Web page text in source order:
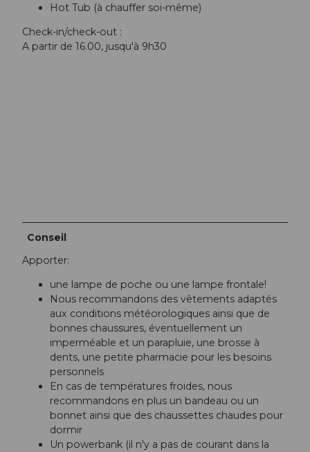
Hot Tub (à chauffer soi-même)
Check-in/check-out :
A partir de 16.00, jusqu'à 9h30
Conseil
Apporter:
une lampe de poche ou une lampe frontale!
Nous recommandons des vêtements adaptés
aux conditions météorologiques ainsi que de
bonnes chaussures, éventuellement un
imperméable et un parapluie, une brosse à
dents, une petite pharmacie pour les besoins
personnels
En cas de températures froides, nous
recommandons en plus un bandeau ou un
bonnet ainsi que des chaussettes chaudes pour
dormir
Un powerbank (il n'y a pas de courant dans la